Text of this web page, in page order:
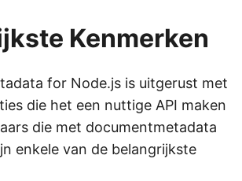
Kenmerken
for Node.js is uitgerust met
die het een nuttige API maken
die met documentmetadata
enkele van de belangrijkste